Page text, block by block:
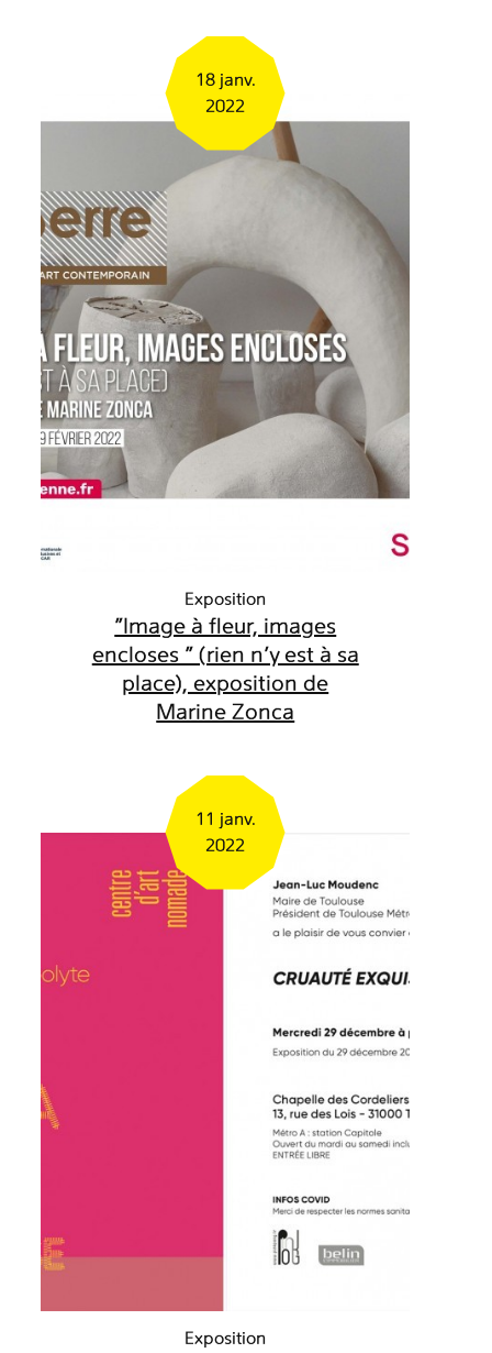
18 janv.
2022
Exposition
"Image à fleur, images
encloses " (rien n’y est à sa
place), exposition de
Marine Zonca
11 janv.
2022
Exposition